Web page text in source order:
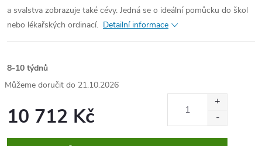
a svalstva zobrazuje také cévy. Jedná se o ideální pomůcku do škol
nebo lékařských ordinací. Detailní informace
8-10 týdnů
21.10.2026
10 712 Kč